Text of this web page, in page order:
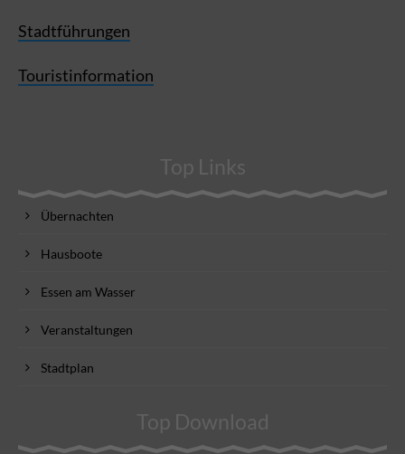
Stadtführungen
Touristinformation
Top Links
Übernachten
Hausboote
Essen am Wasser
Veranstaltungen
Stadtplan
Top Download